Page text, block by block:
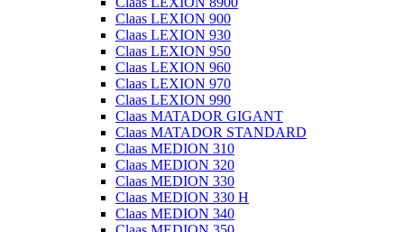
Claas LEXION 900
Claas LEXION 930
Claas LEXION 950
Claas LEXION 960
Claas LEXION 970
Claas LEXION 990
Claas MATADOR GIGANT
Claas MATADOR STANDARD
Claas MEDION 310
Claas MEDION 320
Claas MEDION 330
Claas MEDION 330 H
Claas MEDION 340